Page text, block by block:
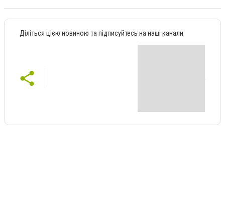
Діліться цією новиною та підписуйтесь на наші канали